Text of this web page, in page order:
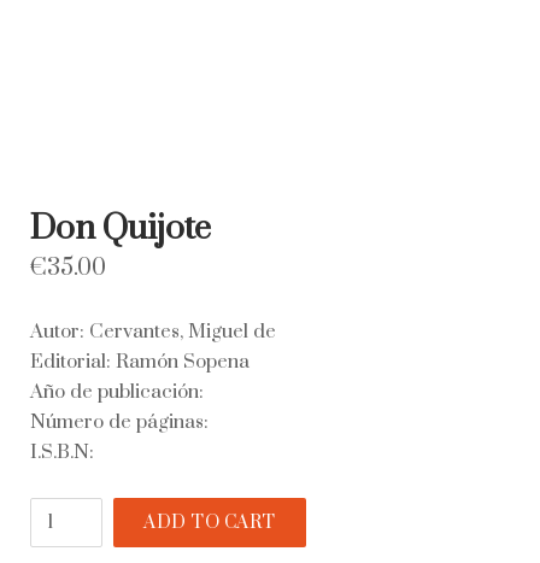
Don Quijote
€35.00
Autor: Cervantes, Miguel de
Editorial: Ramón Sopena
Año de publicación:
Número de páginas:
I.S.B.N:
Don
ADD TO CART